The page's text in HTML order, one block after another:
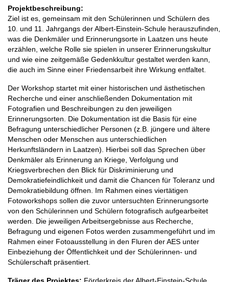
Projektbeschreibung:
Ziel ist es, gemeinsam mit den Schülerinnen und Schülern des
10. und 11. Jahrgangs der Albert-Einstein-Schule herauszufinden,
was die Denkmäler und Erinnerungsorte in Laatzen uns heute
erzählen, welche Rolle sie spielen in unserer Erinnerungskultur
und wie eine zeitgemäße Gedenkkultur gestaltet werden kann,
die auch im Sinne einer Friedensarbeit ihre Wirkung entfaltet.
Der Workshop startet mit einer historischen und ästhetischen
Recherche und einer anschließenden Dokumentation mit
Fotografien und Beschreibungen zu den jeweiligen
Erinnerungsorten. Die Dokumentation ist die Basis für eine
Befragung unterschiedlicher Personen (z.B. jüngere und ältere
Menschen oder Menschen aus unterschiedlichen
Herkunftsländern in Laatzen). Hierbei soll das Sprechen über
Denkmäler als Erinnerung an Kriege, Verfolgung und
Kriegsverbrechen den Blick für Diskriminierung und
Demokratiefeindlichkeit und damit die Chancen für Toleranz und
Demokratiebildung öffnen. Im Rahmen eines viertätigen
Fotoworkshops sollen die zuvor untersuchten Erinnerungsorte
von den Schülerinnen und Schülern fotografisch aufgearbeitet
werden. Die jeweiligen Arbeitsergebnisse aus Recherche,
Befragung und eigenen Fotos werden zusammengeführt und im
Rahmen einer Fotoausstellung in den Fluren der AES unter
Einbeziehung der Öffentlichkeit und der Schülerinnen- und
Schülerschaft präsentiert.